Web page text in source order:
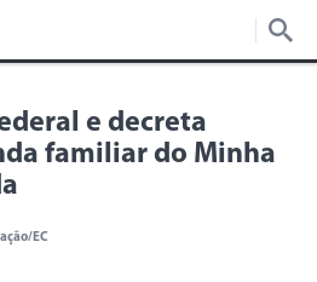
e decreta
familiar do Minha
EC